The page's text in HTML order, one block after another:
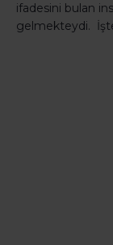
ifadesini bulan
gelmekteydi.